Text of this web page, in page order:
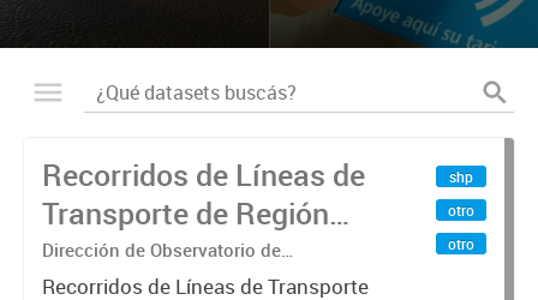
Recorridos de Líneas de
Transporte de Región
Metropolitana de
Buenos Aires (RMBA)
Dirección de Observatorio de
Transporte, Estudio y Sistemas
Recorridos de Líneas de Transporte
shp
otro
otro